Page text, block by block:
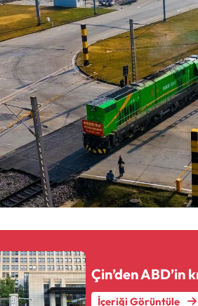
Çin’den ABD’in
İçeriği Görüntüle